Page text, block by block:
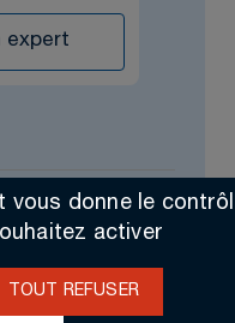
expert
Mentions légales
vous donne le
activer
TOUT REFUSER